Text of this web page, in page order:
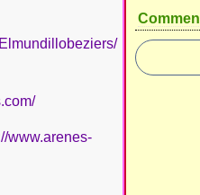
www.arenes-